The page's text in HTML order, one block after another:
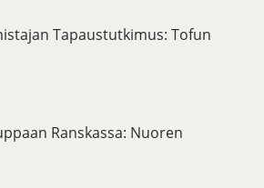
Tapaustutkimus: Tofun
Ranskassa: Nuoren